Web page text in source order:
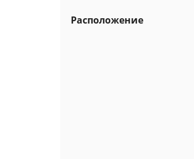
Расположение